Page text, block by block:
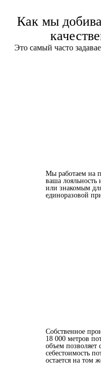
Как мы
Это самый часто
Мы работаем на
ваша лояльность
или знакомым
единоразовой
Собственное
18 000 метров
объем позволяет
себестоимость
остается на том